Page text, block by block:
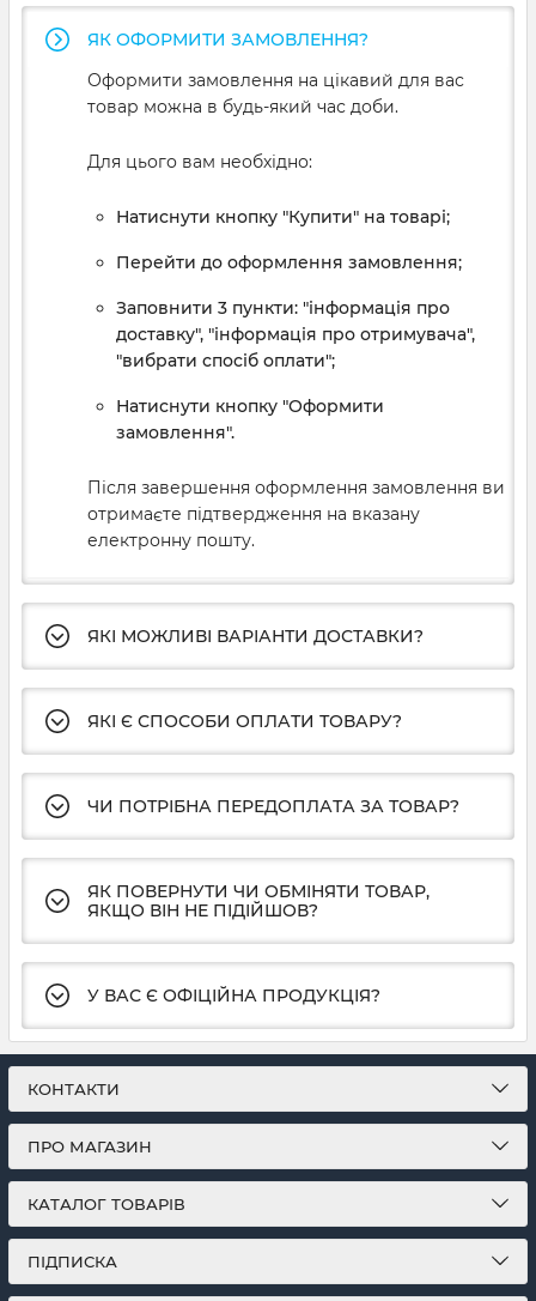
ЯК ОФОРМИТИ ЗАМОВЛЕННЯ?
Оформити замовлення на цікавий для вас
товар можна в будь-який час доби.
Для цього вам необхідно:
Натиснути кнопку "Купити" на товарі;
Перейти до оформлення замовлення;
Заповнити 3 пункти: "інформація про
доставку", "інформація про отримувача",
"вибрати спосіб оплати";
Натиснути кнопку "Оформити
замовлення".
Після завершення оформлення замовлення ви
отримаєте підтвердження на вказану
електронну пошту.
ЯКІ МОЖЛИВІ ВАРІАНТИ ДОСТАВКИ?
ЯКІ Є СПОСОБИ ОПЛАТИ ТОВАРУ?
ЧИ ПОТРІБНА ПЕРЕДОПЛАТА ЗА ТОВАР?
ЯК ПОВЕРНУТИ ЧИ ОБМІНЯТИ ТОВАР,
ЯКЩО ВІН НЕ ПІДІЙШОВ?
У ВАС Є ОФІЦІЙНА ПРОДУКЦІЯ?
КОНТАКТИ
ПРО МАГАЗИН
КАТАЛОГ ТОВАРІВ
ПІДПИСКА